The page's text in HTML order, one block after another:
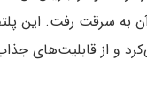
به سرقت رفت. این